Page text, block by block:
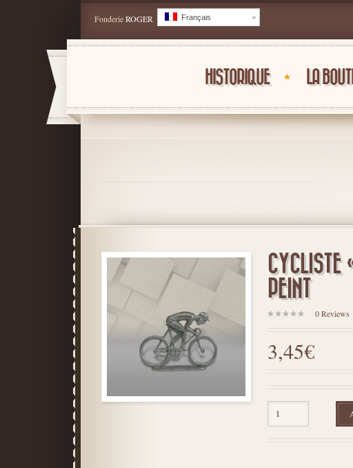
Français
FonderieROGER
HISTORIQUE LA
CYCLISTE
PEINT
0Reviews
3,45€